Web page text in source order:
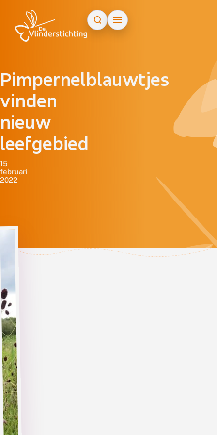
Pimpernelblauwtjes
vinden
nieuw
leefgebied
15
februari
2022